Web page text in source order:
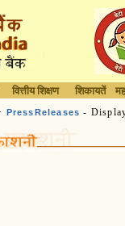
वित्तीय शिक्षण शिकायतें
PressReleases -